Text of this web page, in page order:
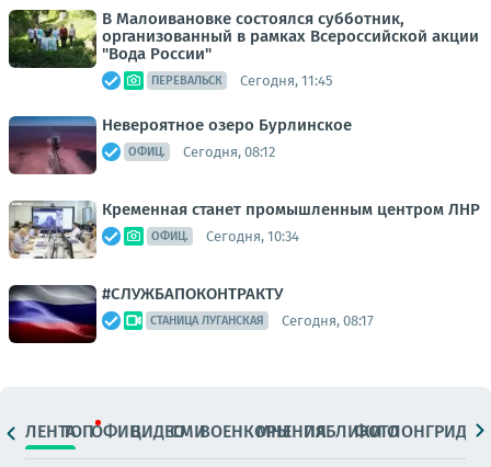
В Малоивановке состоялся субботник,
организованный в рамках Всероссийской акции
"Вода России"
ПЕРЕВАЛЬСК Сегодня, 11:45
Невероятное озеро Бурлинское
ОФИЦ. Сегодня, 08:12
Кременная станет промышленным центром ЛНР
ОФИЦ. Сегодня, 10:34
#СЛУЖБАПОКОНТРАКТУ
СТАНИЦА ЛУГАНСКАЯ Сегодня, 08:17
ЛЕНТАТОПОФИЦ.ВИДЕОСМИВОЕНКОРЫМНЕНИЯПАБЛИКИ
ФОТОЛОНГРИДЫ